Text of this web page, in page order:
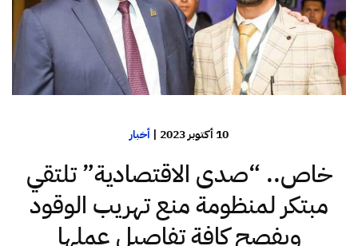
10 أكتوبر 2023 | أخبار
خاص.. “صدى الاقتصادية” تلتقي
مبتكر لمنظومة منع تهريب الوقود
ويفصح كافة تفاصيل عملها